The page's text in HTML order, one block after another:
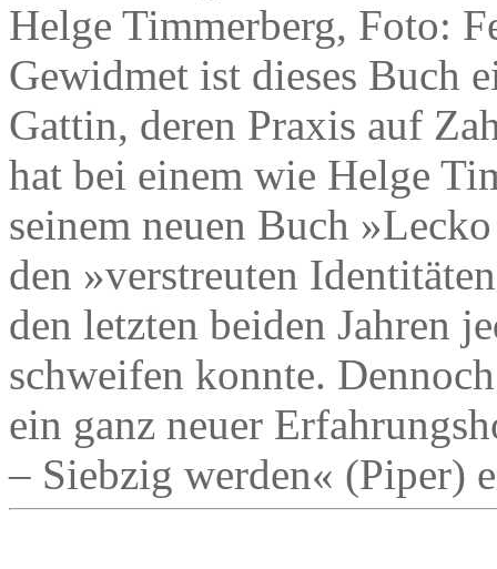
Helge Timmerberg, Foto:
Gewidmet ist dieses Buch
Gattin, deren Praxis auf
hat bei einem wie Helge
seinem neuen Buch
den »verstreuten
den letzten beiden Jahren
schweifen konnte.
ein ganz neuer
– Siebzig werden« (Piper)